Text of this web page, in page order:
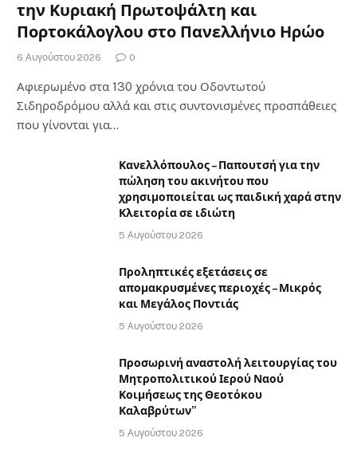
την Κυριακή Πρωτοψάλτη και
Πορτοκάλογλου στο Πανελλήνιο Ηρώο
6 Αυγούστου 2026 0
Αφιερωμένο στα 130 χρόνια του Οδοντωτού
Σιδηροδρόμου αλλά και στις συντονισμένες προσπάθειες
που γίνονται για…
Κανελλόπουλος – Παπουτσή για την
πώληση του ακινήτου που
χρησιμοποιείται ως παιδική χαρά στην
Κλειτορία σε ιδιώτη
5 Αυγούστου 2026
Προληπτικές εξετάσεις σε
απομακρυσμένες περιοχές – Μικρός
και Μεγάλος Ποντιάς
5 Αυγούστου 2026
Προσωρινή αναστολή λειτουργίας του
Μητροπολιτικού Ιερού Ναού
Κοιμήσεως της Θεοτόκου
Καλαβρύτων”
5 Αυγούστου 2026